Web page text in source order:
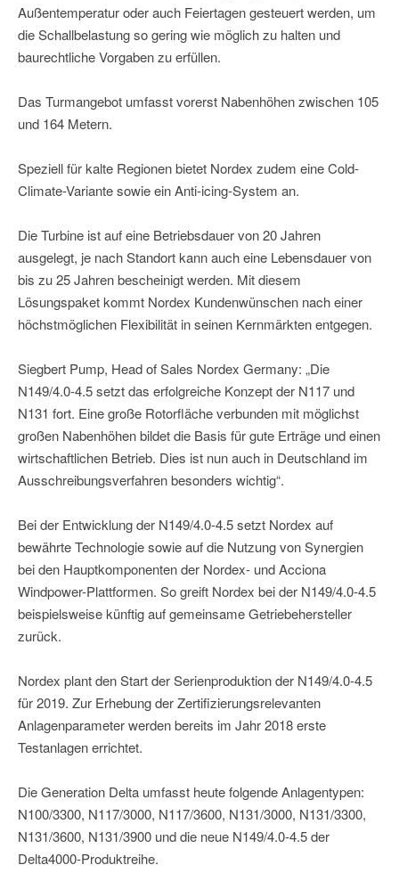
Außentemperatur oder auch Feiertagen gesteuert werden, um
die Schallbelastung so gering wie möglich zu halten und
baurechtliche Vorgaben zu erfüllen.
Das Turmangebot umfasst vorerst Nabenhöhen zwischen 105
und 164 Metern.
Speziell für kalte Regionen bietet Nordex zudem eine Cold-
Climate-Variante sowie ein Anti-icing-System an.
Die Turbine ist auf eine Betriebsdauer von 20 Jahren
ausgelegt, je nach Standort kann auch eine Lebensdauer von
bis zu 25 Jahren bescheinigt werden. Mit diesem
Lösungspaket kommt Nordex Kundenwünschen nach einer
höchstmöglichen Flexibilität in seinen Kernmärkten entgegen.
Siegbert Pump, Head of Sales Nordex Germany: „Die
N149/4.0-4.5 setzt das erfolgreiche Konzept der N117 und
N131 fort. Eine große Rotorfläche verbunden mit möglichst
großen Nabenhöhen bildet die Basis für gute Erträge und einen
wirtschaftlichen Betrieb. Dies ist nun auch in Deutschland im
Ausschreibungsverfahren besonders wichtig“.
Bei der Entwicklung der N149/4.0-4.5 setzt Nordex auf
bewährte Technologie sowie auf die Nutzung von Synergien
bei den Hauptkomponenten der Nordex- und Acciona
Windpower-Plattformen. So greift Nordex bei der N149/4.0-4.5
beispielsweise künftig auf gemeinsame Getriebehersteller
zurück.
Nordex plant den Start der Serienproduktion der N149/4.0-4.5
für 2019. Zur Erhebung der Zertifizierungsrelevanten
Anlagenparameter werden bereits im Jahr 2018 erste
Testanlagen errichtet.
Die Generation Delta umfasst heute folgende Anlagentypen:
N100/3300, N117/3000, N117/3600, N131/3000, N131/3300,
N131/3600, N131/3900 und die neue N149/4.0-4.5 der
Delta4000-Produktreihe.